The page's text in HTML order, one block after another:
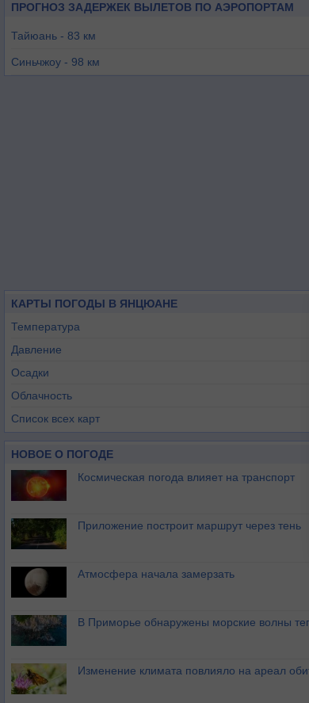
ПРОГНОЗ ЗАДЕРЖЕК ВЫЛЕТОВ ПО АЭРОПОРТАМ
Тайюань - 83 км
Синьчжоу - 98 км
КАРТЫ ПОГОДЫ В ЯНЦЮАНЕ
Температура
Давление
Осадки
Облачность
Список всех карт
НОВОЕ О ПОГОДЕ
Космическая погода влияет на транспорт
Приложение построит маршрут через тень
Атмосфера начала замерзать
В Приморье обнаружены морские волны
Изменение климата повлияло на ареал